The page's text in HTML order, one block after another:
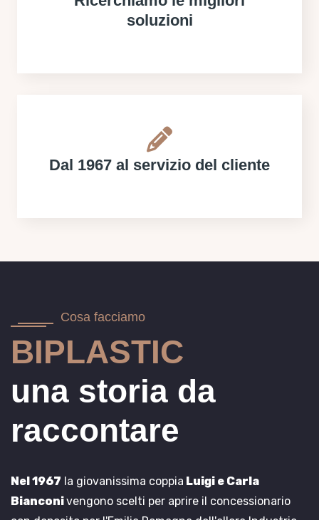
soluzioni
Dal 1967 al servizio del cliente
Cosa facciamo
BIPLASTIC
una storia da
raccontare
Nel 1967 la giovanissima coppia Luigi e Carla
Bianconivengono scelti per aprire il concessionario